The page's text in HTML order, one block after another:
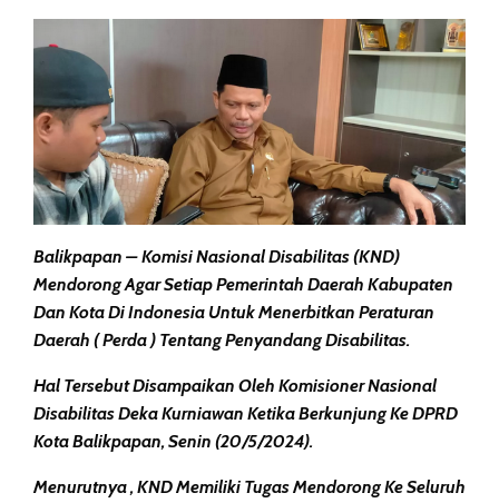
Balikpapan – Komisi Nasional Disabilitas (KND)
Mendorong Agar Setiap Pemerintah Daerah Kabupaten
Dan Kota Di Indonesia Untuk Menerbitkan Peraturan
Daerah ( Perda ) Tentang Penyandang Disabilitas.
Hal Tersebut Disampaikan Oleh Komisioner Nasional
Disabilitas Deka Kurniawan Ketika Berkunjung Ke DPRD
Kota Balikpapan, Senin (20/5/2024).
Menurutnya , KND Memiliki Tugas Mendorong Ke Seluruh